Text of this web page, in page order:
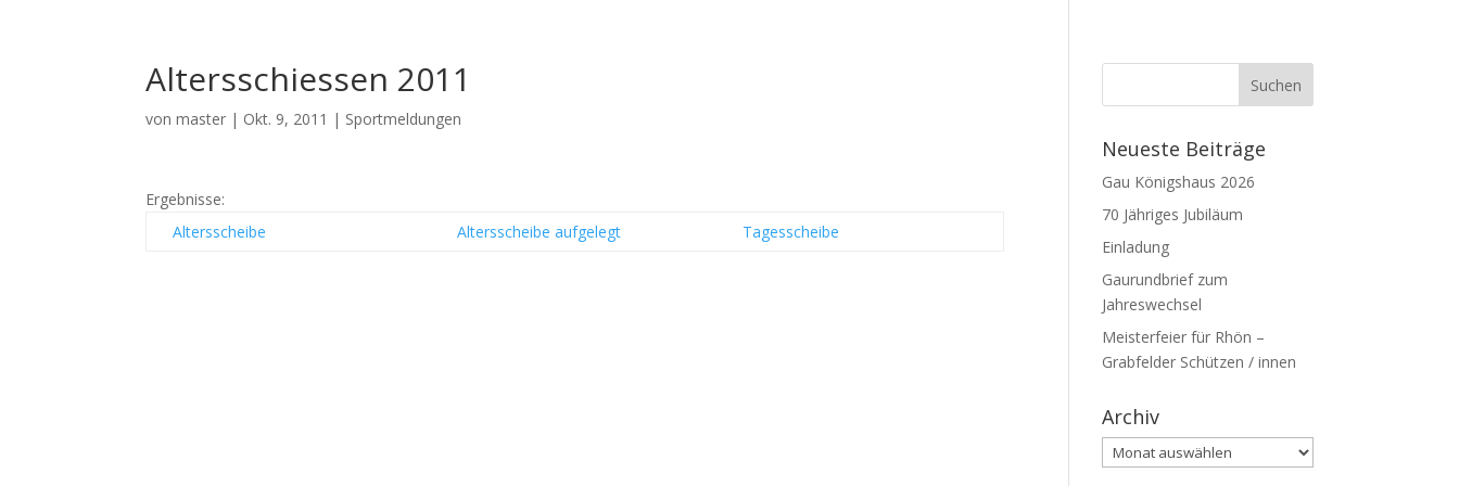
Altersschiessen 2011
vonmaster | Okt. 9, 2011 | Sportmeldungen
Ergebnisse:
Altersscheibe
Altersscheibe aufgelegt Tagesscheibe
Neueste Beiträge
Gau Königshaus 2026
70 Jähriges Jubiläum
Einladung
Gaurundbrief zum
Jahreswechsel
Meisterfeier für Rhön –
Grabfelder Schützen / innen
Archiv
Archiv